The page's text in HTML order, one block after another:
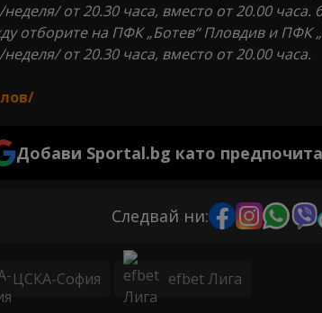
от 20.30 часа, вместо от 20.00
отборите на ПФК „Ботев“ Пловдив и ПФК
от 20.30 часа, вместо от 20.00 часа.
Добави Sportal.bg като
Следвай ни:
ЦСКА-София efbet Лига